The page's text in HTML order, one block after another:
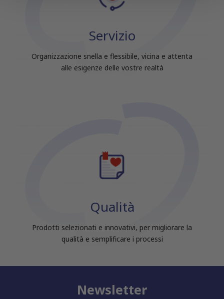
con altre informazioni che hai fornito loro o che hanno
Servizio
Organizzazione snella e flessibile, vicina e attenta
alle esigenze delle vostre realtà
Qualità
Prodotti selezionati e innovativi, per migliorare la
qualità e semplificare i processi
Newsletter